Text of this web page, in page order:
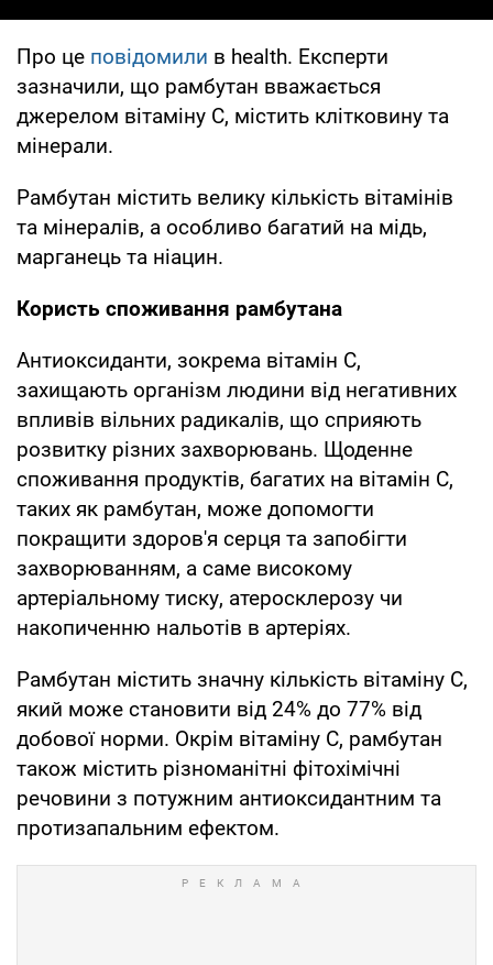
Про це повідомили в health. Експерти
зазначили, що рамбутан вважається
джерелом вітаміну С, містить клітковину та
мінерали.
Рамбутан містить велику кількість вітамінів
та мінералів, а особливо багатий на мідь,
марганець та ніацин.
Користь споживання рамбутана
Антиоксиданти, зокрема вітамін C,
захищають організм людини від негативних
впливів вільних радикалів, що сприяють
розвитку різних захворювань. Щоденне
споживання продуктів, багатих на вітамін C,
таких як рамбутан, може допомогти
покращити здоров'я серця та запобігти
захворюванням, а саме високому
артеріальному тиску, атеросклерозу чи
накопиченню нальотів в артеріях.
Рамбутан містить значну кількість вітаміну C,
який може становити від 24% до 77% від
добової норми. Окрім вітаміну C, рамбутан
також містить різноманітні фітохімічні
речовини з потужним антиоксидантним та
протизапальним ефектом.